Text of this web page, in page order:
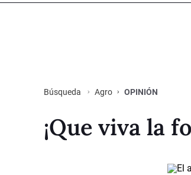
Búsqueda Agro OPINIÓN
¡Que viva la